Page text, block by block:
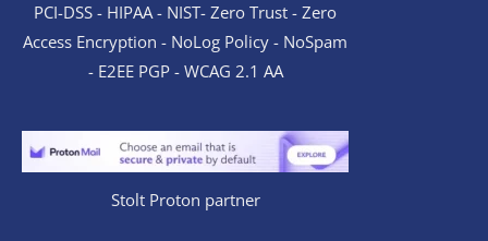
PCI-DSS - HIPAA - NIST- Zero Trust - Zero
Access Encryption - NoLog Policy - NoSpam
- E2EE PGP - WCAG 2.1 AA
Stolt Proton partner